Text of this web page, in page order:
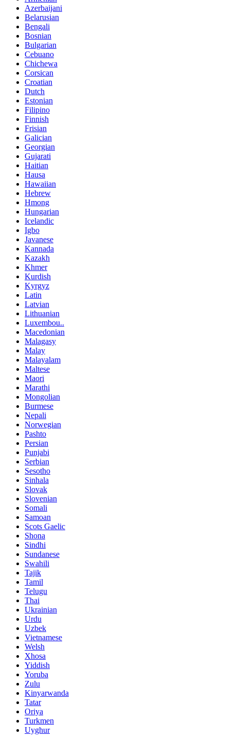
Azerbaijani
Belarusian
Bengali
Bosnian
Bulgarian
Cebuano
Chichewa
Corsican
Croatian
Dutch
Estonian
Filipino
Finnish
Frisian
Galician
Georgian
Gujarati
Haitian
Hausa
Hawaiian
Hebrew
Hmong
Hungarian
Icelandic
Igbo
Javanese
Kannada
Kazakh
Khmer
Kurdish
Kyrgyz
Latin
Latvian
Lithuanian
Luxembou..
Macedonian
Malagasy
Malay
Malayalam
Maltese
Maori
Marathi
Mongolian
Burmese
Nepali
Norwegian
Pashto
Persian
Punjabi
Serbian
Sesotho
Sinhala
Slovak
Slovenian
Somali
Samoan
Scots Gaelic
Shona
Sindhi
Sundanese
Swahili
Tajik
Tamil
Telugu
Thai
Ukrainian
Urdu
Uzbek
Vietnamese
Welsh
Xhosa
Yiddish
Yoruba
Zulu
Kinyarwanda
Tatar
Oriya
Turkmen
Uyghur